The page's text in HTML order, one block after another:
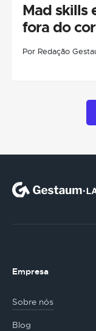
Mad skills
fora do
Por Redação
Empresa
Sobre nós
Blog